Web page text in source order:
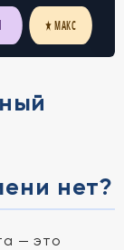
★ МАКС
нет?
— это